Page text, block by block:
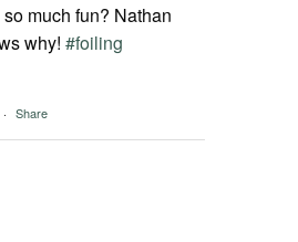
much fun? Nathan
why! #foiling
· Share